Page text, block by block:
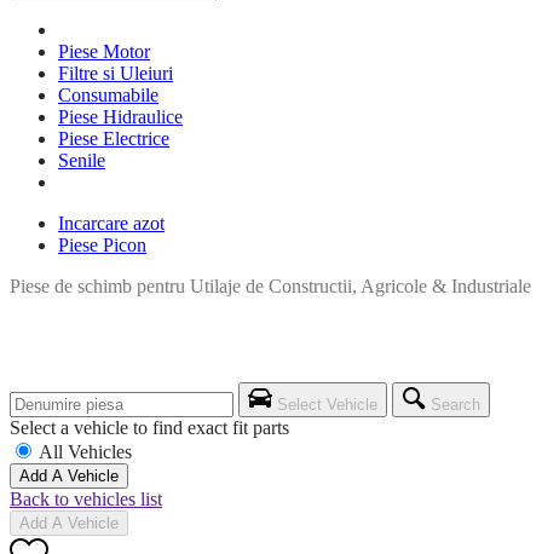
Piese Motor
Filtre si Uleiuri
Consumabile
Piese Hidraulice
Piese Electrice
Senile
Incarcare azot
Piese Picon
Piese de schimb pentru Utilaje de Constructii, Agricole & Industriale
Select Vehicle Search
Select a vehicle to find exact fit parts
All Vehicles
Add A Vehicle
Back to vehicles list
Add A Vehicle